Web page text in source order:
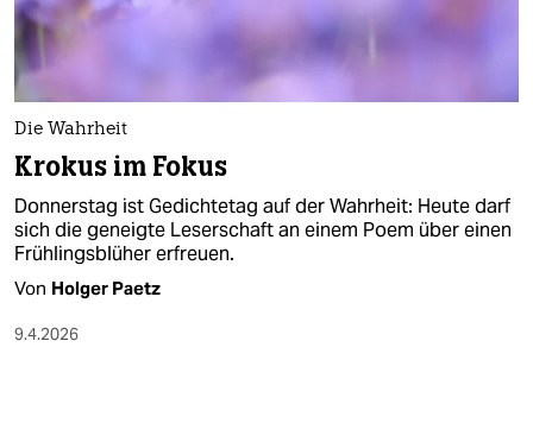
Die Wahrheit
Krokus im Fokus
Donnerstag ist Gedichtetag auf der Wahrheit: Heute darf
sich die geneigte Leserschaft an einem Poem über einen
Frühlingsblüher erfreuen.
Von Holger Paetz
9.4.2026